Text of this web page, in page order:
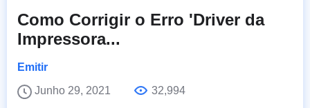
Como Corrigir o Erro 'Driver da
Impressora...
Emitir
Junho 29, 2021
32,994